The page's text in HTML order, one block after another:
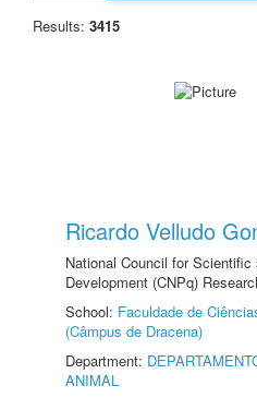
Results: 3415
Ricardo Velludo
National Council for Scientific
Development (CNPq)
School: Faculdade de
(Câmpus de Dracena)
Department:
ANIMAL